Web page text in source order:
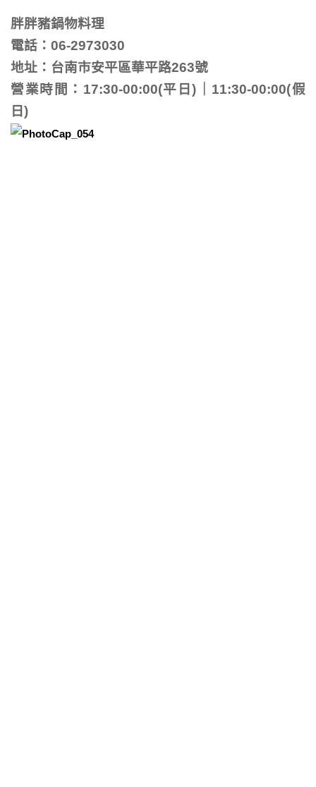
胖胖豬鍋物料理
電話：06-2973030
地址：台南市安平區華平路263號
營業時間：17:30-00:00(平日)｜11:30-00:00(假
日)